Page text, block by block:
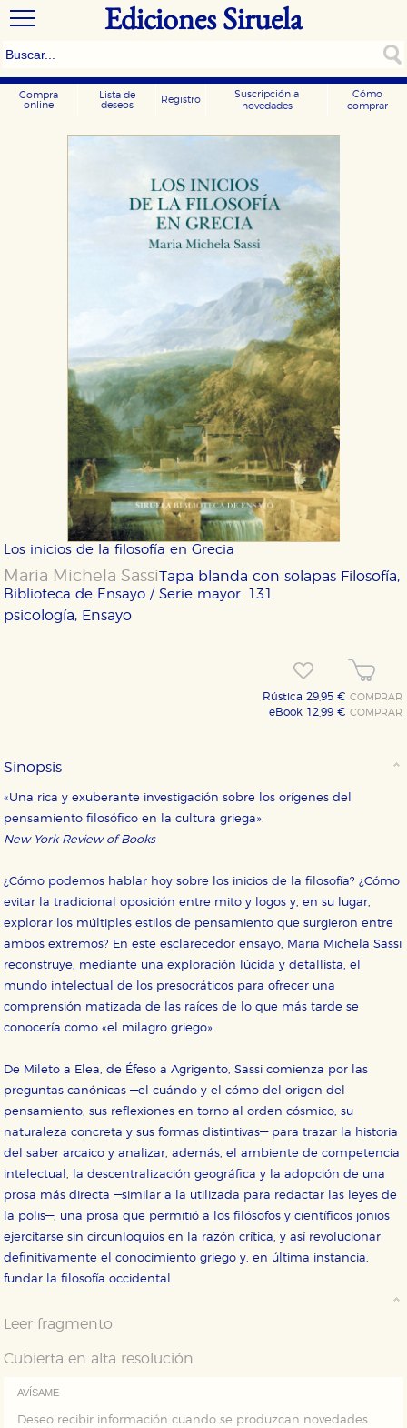
Ediciones Siruela
Compra
online
Lista de
deseos
Registro
Suscripción a
novedades
Cómo
comprar
Los inicios de la filosofía en Grecia
Maria Michela Sassi
Biblioteca de Ensayo / Serie mayor. 131.
Tapa blanda con solapas Filosofía,
psicología, Ensayo
Rústica 29,95 €COMPRAR
eBook 12,99 €COMPRAR
Sinopsis
«Una rica y exuberante investigación sobre los orígenes del
pensamiento filosófico en la cultura griega».
New York Review of Books
¿Cómo podemos hablar hoy sobre los inicios de la filosofía? ¿Cómo
evitar la tradicional oposición entre mito y logos y, en su lugar,
explorar los múltiples estilos de pensamiento que surgieron entre
ambos extremos? En este esclarecedor ensayo, Maria Michela Sassi
reconstruye, mediante una exploración lúcida y detallista, el
mundo intelectual de los presocráticos para ofrecer una
comprensión matizada de las raíces de lo que más tarde se
conocería como «el milagro griego».
De Mileto a Elea, de Éfeso a Agrigento, Sassi comienza por las
preguntas canónicas —el cuándo y el cómo del origen del
pensamiento, sus reflexiones en torno al orden cósmico, su
naturaleza concreta y sus formas distintivas— para trazar la historia
del saber arcaico y analizar, además, el ambiente de competencia
intelectual, la descentralización geográfica y la adopción de una
prosa más directa —similar a la utilizada para redactar las leyes de
la polis—; una prosa que permitió a los filósofos y científicos jonios
ejercitarse sin circunloquios en la razón crítica, y así revolucionar
definitivamente el conocimiento griego y, en última instancia,
fundar la filosofía occidental.
Leer fragmento
Cubierta en alta resolución
AVÍSAME
Deseo recibir información cuando se produzcan novedades
Cookies necesarias
Estas cookies son necesarias para que nuestro sitio
nuestro sistema. Es posible hacerlo desde el
navegador, pero en ese caso es posible que algunas
correctamente.
Cookies de rendimiento y analíticas
Estas cookies se utilizan para mejorar su experiencia
de navegación y optimizar el funcionamiento de
nuestro sitio web. Almacenan configuraciones de
servicios para que no tenga que reconfigurarlos cada
vez que nos visita. La información es agregada y, por lo
tanto, es anónima.
publicitarios y se utilizan para mostrar publicidad
almacenan directamente información personal sino